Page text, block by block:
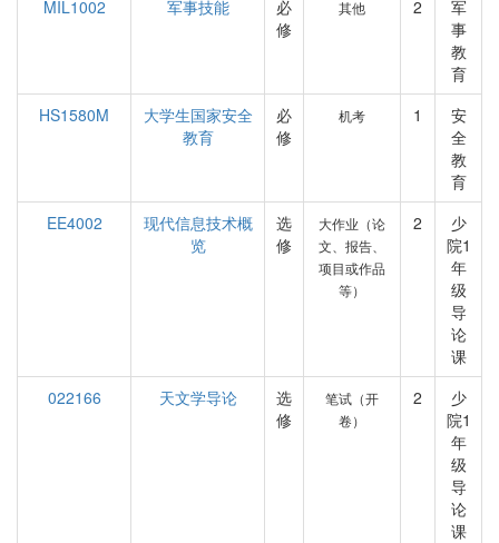
MIL1002
军事技能
必
修
其他 2
军
事
教
育
HS1580M
大学生国家安全
教育
必
修
机考 1
安
全
教
育
EE4002
现代信息技术概
览
选
修
大作业（论
文、报告、
项目或作品
等）
2
少
院1
年
级
导
论
课
022166
天文学导论
选
修
笔试（开
卷）
2
少
院1
年
级
导
论
课